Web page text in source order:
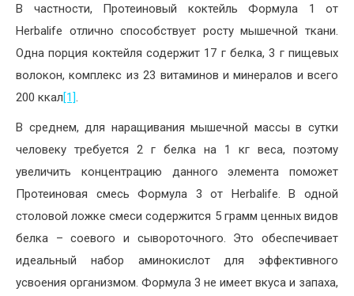
В частности, Протеиновый коктейль Формула 1 от
Herbalife отлично способствует росту мышечной ткани.
Одна порция коктейля содержит 17 г белка, 3 г пищевых
волокон, комплекс из 23 витаминов и минералов и всего
200 ккал[1].
В среднем, для наращивания мышечной массы в сутки
человеку требуется 2 г белка на 1 кг веса, поэтому
увеличить концентрацию данного элемента поможет
Протеиновая смесь Формула 3 от Herbalife. В одной
столовой ложке смеси содержится 5 грамм ценных видов
белка – соевого и сывороточного. Это обеспечивает
идеальный набор аминокислот для эффективного
усвоения организмом. Формула 3 не имеет вкуса и запаха,